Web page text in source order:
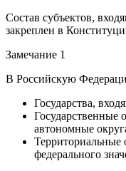
Состав субъектов,
закреплен в
Замечание 1
В Российскую
Государства,
Государственные
автономные
Территориальные
федерального